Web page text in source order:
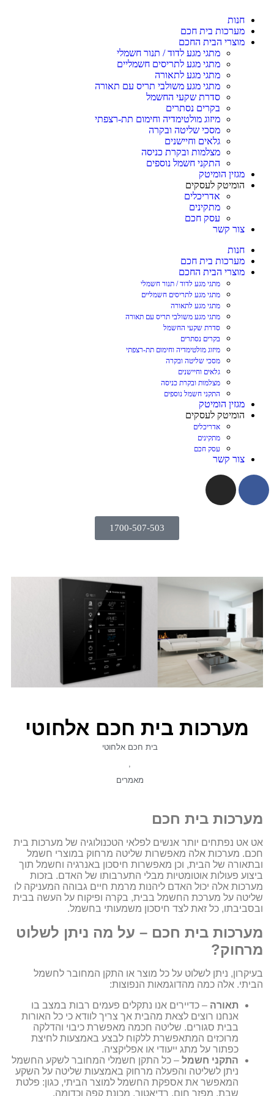
חנות
מערכות בית חכם
מוצרי הבית החכם
מתגי מגע לדוד / תנור חשמלי
מתגי מגע לתריסים חשמליים
מתגי מגע לתאורה
מתגי מגע משולבי תריס עם תאורה
סדרת שקעי החשמל
בקרים נסתרים
מיזוג מולטימדיה וחימום תת-רצפתי
מסכי שליטה ובקרה
גלאים וחיישנים
מצלמות ובקרת כניסה
התקני חשמל נוספים
מגזין הומיטק
הומיטק לעסקים
אדריכלים
מתקינים
עסק חכם
צור קשר
חנות
מערכות בית חכם
מוצרי הבית החכם
מתגי מגע לדוד / תנור חשמלי
מתגי מגע לתריסים חשמליים
מתגי מגע לתאורה
מתגי מגע משולבי תריס עם תאורה
סדרת שקעי החשמל
בקרים נסתרים
מיזוג מולטימדיה וחימום תת-רצפתי
מסכי שליטה ובקרה
גלאים וחיישנים
מצלמות ובקרת כניסה
התקני חשמל נוספים
מגזין הומיטק
הומיטק לעסקים
אדריכלים
מתקינים
עסק חכם
צור קשר
1700-507-503
מערכות בית חכם אלחוטי
בית חכם אלחוטי
מאמרים
מערכות בית חכם
אט אט נפתחים יותר אנשים לפלאי הטכנולוגיה של מערכות בית
חכם. מערכות אלה מאפשרות שליטה מרחוק במוצרי חשמל
ובתאורה של הבית, וכן מאפשרות חיסכון באנרגיה וחשמל תוך
ביצוע פעולות אוטומטיות מבלי התערבותו של האדם. בזכות
מערכות אלה יכול האדם ליהנות מרמת חיים גבוהה המעניקה לו
שליטה על מערכת החשמל בבית, בקרה ופיקוח על העשה בבית
ובסביבתו, כל זאת לצד חיסכון משמעותי בחשמל.
מערכות בית חכם – על מה ניתן לשלוט
מרחוק?
בעיקרון, ניתן לשלוט על כל מוצר או התקן המחובר לחשמל
הביתי. אלה כמה מהדוגמאות הנפוצות:
תאורה – כדיירים אנו נתקלים פעמים רבות במצב בו
אנחנו רוצים לצאת מהבית אך צריך לוודא כי כל האורות
בבית סגורים. שליטה חכמה מאפשרת כיבוי והדלקה
מרוכזים המתאפשרת ללקוח לבצע באמצעות לחיצת
כפתור על מתג ייעודי או אפליקציה.
התקני חשמל – כל התקן חשמלי המחובר לשקע החשמל
ניתן לשליטה והפעלה מרחוק באמצעות שליטה על השקע
המאפשר את אספקת החשמל למוצר הביתי, כגון: פלטת
שבת, מפזר חום, רדיאטור, מכונת קפה וכדומה.